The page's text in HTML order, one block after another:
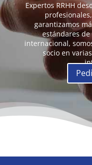
Expertos RRHH
garantizamos
estándares
internacional,
socio en